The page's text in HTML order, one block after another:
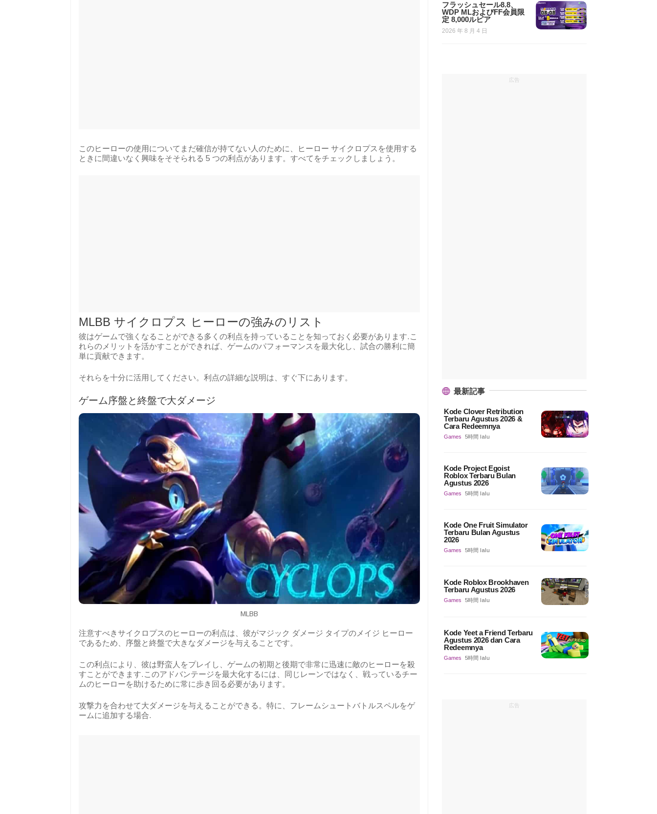
このヒーローの使用についてまだ確信が持てない人のために、ヒーロー サイクロプスを使用する
ときに間違いなく興味をそそられる 5 つの利点があります。すべてをチェックしましょう。
MLBB サイクロプス ヒーローの強みのリスト
彼はゲームで強くなることができる多くの利点を持っていることを知っておく必要があります.こ
れらのメリットを活かすことができれば、ゲームのパフォーマンスを最大化し、試合の勝利に簡
単に貢献できます。
それらを十分に活用してください。利点の詳細な説明は、すぐ下にあります。
ゲーム序盤と終盤で大ダメージ
MLBB
注意すべきサイクロプスのヒーローの利点は、彼がマジック ダメージ タイプのメイジ ヒーロー
であるため、序盤と終盤で大きなダメージを与えることです。
この利点により、彼は野蛮人をプレイし、ゲームの初期と後期で非常に迅速に敵のヒーローを殺
すことができます.このアドバンテージを最大化するには、同じレーンではなく、戦っているチー
ムのヒーローを助けるために常に歩き回る必要があります。
攻撃力を合わせて大ダメージを与えることができる。特に、フレームシュートバトルスペルをゲ
ームに追加する場合.
フラッシュセール8.8、
WDP MLおよびFF会員限
定 8,000ルピア
2026 年 8 月 4 日
広告
最新記事
Kode Clover Retribution
Terbaru Agustus 2026 &
Cara Redeemnya
Games 5時間 lalu
Kode Project Egoist
Roblox Terbaru Bulan
Agustus 2026
Games 5時間 lalu
Kode One Fruit Simulator
Terbaru Bulan Agustus
2026
Games 5時間 lalu
Kode Roblox Brookhaven
Terbaru Agustus 2026
Games 5時間 lalu
Kode Yeet a Friend Terbaru
Agustus 2026 dan Cara
Redeemnya
Games 5時間 lalu
広告